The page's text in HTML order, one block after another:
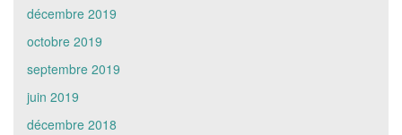
décembre 2019
octobre 2019
septembre 2019
juin 2019
décembre 2018